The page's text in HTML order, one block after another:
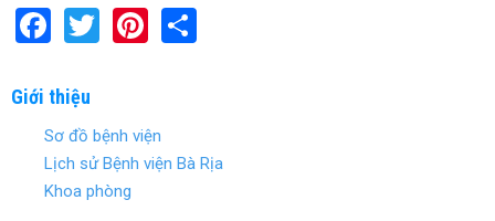
F
a
ce
b
o
o
T
wi
er
Pi
nt
es
t
Giới thiệu
Sơ đồ bệnh viện
Lịch sử Bệnh viện Bà Rịa
Khoa phòng